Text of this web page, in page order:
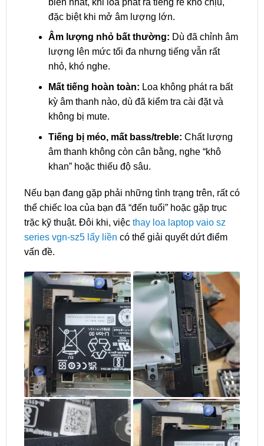
đặc biệt khi mở âm lượng lớn.
Âm lượng nhỏ bất thường: Dù đã chỉnh âm
lượng lên mức tối đa nhưng tiếng vẫn rất
nhỏ, khó nghe.
Mất tiếng hoàn toàn: Loa không phát ra bất
kỳ âm thanh nào, dù đã kiểm tra cài đặt và
không bị mute.
Tiếng bị méo, mất bass/treble: Chất lượng
âm thanh không còn cân bằng, nghe “khô
khan” hoặc thiếu độ sâu.
Nếu bạn đang gặp phải những tình trạng trên, rất có
thể chiếc loa của bạn đã “đến tuổi” hoặc gặp trục
trặc kỹ thuật. Đôi khi, việc thay loa laptop vaio sz
series vgn-sz5 lấy liền có thể giải quyết dứt điểm
vấn đề.